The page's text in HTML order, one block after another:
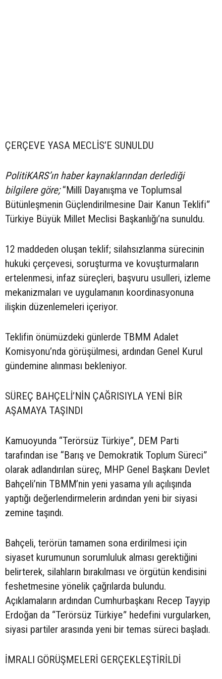
ÇERÇEVE YASA MECLİS’E SUNULDU
PolitiKARS’ın haber kaynaklarından derlediği
bilgilere göre;“Millî Dayanışma ve Toplumsal
Bütünleşmenin Güçlendirilmesine Dair Kanun Teklifi”
Türkiye Büyük Millet Meclisi Başkanlığı’na sunuldu.
12 maddeden oluşan teklif; silahsızlanma sürecinin
hukuki çerçevesi, soruşturma ve kovuşturmaların
ertelenmesi, infaz süreçleri, başvuru usulleri, izleme
mekanizmaları ve uygulamanın koordinasyonuna
ilişkin düzenlemeleri içeriyor.
Teklifin önümüzdeki günlerde TBMM Adalet
Komisyonu’nda görüşülmesi, ardından Genel Kurul
gündemine alınması bekleniyor.
SÜREÇ BAHÇELİ’NİN ÇAĞRISIYLA YENİ BİR
AŞAMAYA TAŞINDI
Kamuoyunda “Terörsüz Türkiye”, DEM Parti
tarafından ise “Barış ve Demokratik Toplum Süreci”
olarak adlandırılan süreç, MHP Genel Başkanı Devlet
Bahçeli’nin TBMM’nin yeni yasama yılı açılışında
yaptığı değerlendirmelerin ardından yeni bir siyasi
zemine taşındı.
Bahçeli, terörün tamamen sona erdirilmesi için
siyaset kurumunun sorumluluk alması gerektiğini
belirterek, silahların bırakılması ve örgütün kendisini
feshetmesine yönelik çağrılarda bulundu.
Açıklamaların ardından Cumhurbaşkanı Recep Tayyip
Erdoğan da “Terörsüz Türkiye” hedefini vurgularken,
siyasi partiler arasında yeni bir temas süreci başladı.
İMRALI GÖRÜŞMELERİ GERÇEKLEŞTİRİLDİ